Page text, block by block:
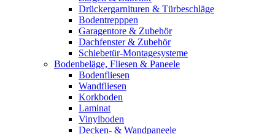
Drückergarnituren & Türbeschläge
Bodentrepppen
Garagentore & Zubehör
Dachfenster & Zubehör
Schiebetür-Montagesysteme
Bodenbeläge, Fliesen & Paneele
Bodenfliesen
Wandfliesen
Korkboden
Laminat
Vinylboden
Decken- & Wandpaneele